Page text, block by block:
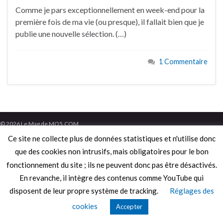
Comme je pars exceptionnellement en week-end pour la
première fois de ma vie (ou presque), il fallait bien que je
publie une nouvelle sélection. (…)
1 Commentaire
© 2026 Le Mag de MO5.COM.
Ce site ne collecte plus de données statistiques et n'utilise donc
que des cookies non intrusifs, mais obligatoires pour le bon
fonctionnement du site ; ils ne peuvent donc pas être désactivés.
En revanche, il intègre des contenus comme YouTube qui
disposent de leur propre système de tracking.
Réglages des
cookies
Accepter